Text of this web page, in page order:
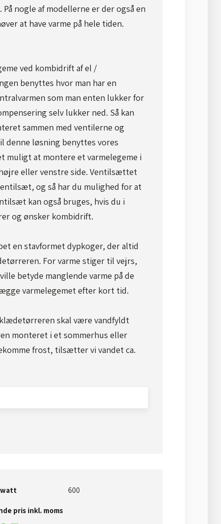
nogle af modellerne er der også en
at have varme på hele tiden.
ved kombidrift af el /
benyttes hvor man har en
som man enten lukker for
selv lukker ned. Så kan
sammen med ventilerne og
denne løsning benyttes vores
muligt at montere et varmelegeme i
eller venstre side. Ventilsættet
og så har du mulighed for at
kan også bruges, hvis du i
og ønsker kombidrift.
en stavformet dypkoger, der altid
For varme stiger til vejrs,
betyde manglende varme på de
varmelegemet efter kort tid.
skal være vandfyldt
monteret i et sommerhus eller
frost, tilsætter vi vandet ca.
watt ​​600
pris inkl. moms​